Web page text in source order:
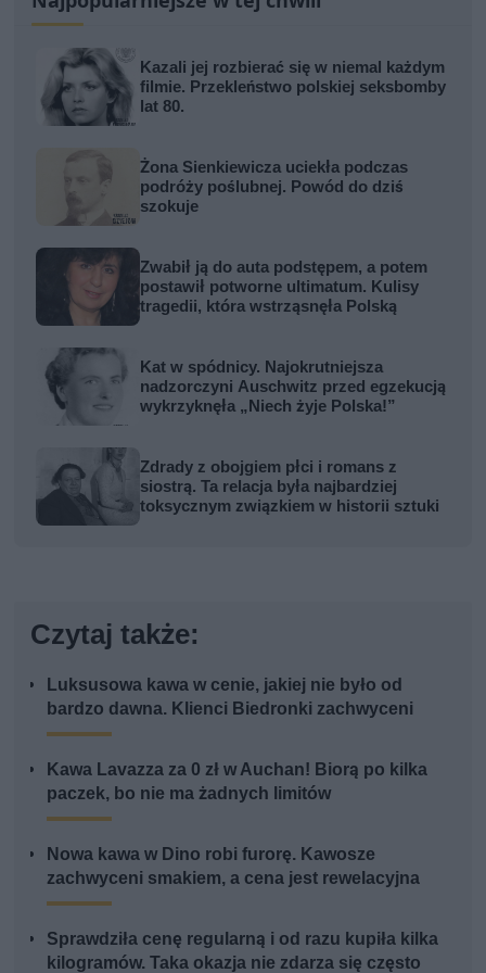
Kazali jej rozbierać się w niemal każdym
filmie. Przekleństwo polskiej seksbomby
lat 80.
Żona Sienkiewicza uciekła podczas
podróży poślubnej. Powód do dziś
szokuje
Zwabił ją do auta podstępem, a potem
postawił potworne ultimatum. Kulisy
tragedii, która wstrząsnęła Polską
Kat w spódnicy. Najokrutniejsza
nadzorczyni Auschwitz przed egzekucją
wykrzyknęła „Niech żyje Polska!”
Zdrady z obojgiem płci i romans z
siostrą. Ta relacja była najbardziej
toksycznym związkiem w historii sztuki
Czytaj także:
Luksusowa kawa w cenie, jakiej nie było od
bardzo dawna. Klienci Biedronki zachwyceni
Kawa Lavazza za 0 zł w Auchan! Biorą po kilka
paczek, bo nie ma żadnych limitów
Nowa kawa w Dino robi furorę. Kawosze
zachwyceni smakiem, a cena jest rewelacyjna
Sprawdziła cenę regularną i od razu kupiła kilka
kilogramów. Taka okazja nie zdarza się często